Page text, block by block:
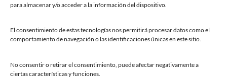
para almacenar y/o acceder a la información del dispositivo.
El consentimiento de estas tecnologías nos permitirá procesar datos como el
comportamiento de navegación o las identificaciones únicas en este sitio.
No consentir o retirar el consentimiento, puede afectar negativamente a
ciertas características y funciones.
Teléfonos de interés
Chatbot Siero
SEDES ELECTRÓNICAS
Sede del Ayuntamiento de Siero